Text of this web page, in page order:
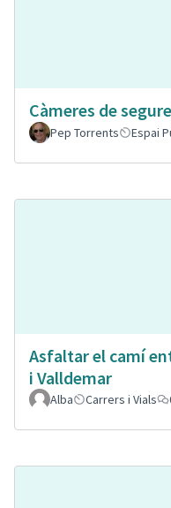
Càmeres de
Pep Torrents
Espai
Asfaltar el camí
i Valldemar
Alba Carrers i Vials